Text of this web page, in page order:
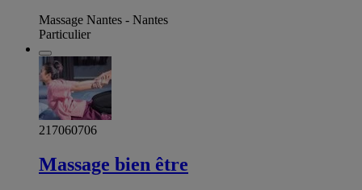
Massage Nantes - Nantes
Particulier
217060706
Massage bien être